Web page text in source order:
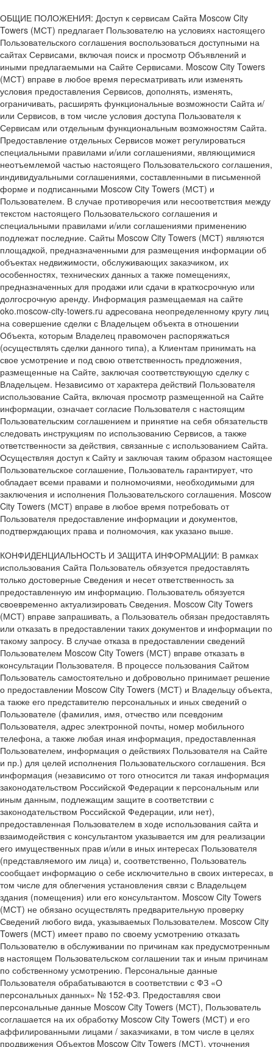
ОБЩИЕ ПОЛОЖЕНИЯ: Доступ к сервисам Сайта Moscow City
Towers (МСТ) предлагает Пользователю на условиях настоящего
Пользовательского соглашения воспользоваться доступными на
сайтах Сервисами, включая поиск и просмотр Объявлений и
иными предлагаемыми на Сайте Сервисами. Moscow City Towers
(МСТ) вправе в любое время пересматривать или изменять
условия предоставления Сервисов, дополнять, изменять,
ограничивать, расширять функциональные возможности Сайта и/
или Сервисов, в том числе условия доступа Пользователя к
Сервисам или отдельным функциональным возможностям Сайта.
Предоставление отдельных Сервисов может регулироваться
специальными правилами и/или соглашениями, являющимися
неотъемлемой частью настоящего Пользовательского соглашения,
индивидуальными соглашениями, составленными в письменной
форме и подписанными Moscow City Towers (МСТ) и
Пользователем. В случае противоречия или несоответствия между
текстом настоящего Пользовательского соглашения и
специальными правилами и/или соглашениями применению
подлежат последние. Сайты Moscow City Towers (МСТ) являются
площадкой, предназначенными для размещения информации об
объектах недвижимости, обслуживающих заказчиком, их
особенностях, технических данных а также помещениях,
предназначенных для продажи или сдачи в краткосрочную или
долгосрочную аренду. Информация размещаемая на сайте
oko.moscow-city-towers.ru адресована неопределенному кругу лиц
на совершение сделки с Владельцем объекта в отношении
Объекта, которым Владелец правомочен распоряжаться
(осуществлять сделки данного типа), а Клиентам принимать на
свое усмотрение и под свою ответственность предложения,
размещенные на Сайте, заключая соответствующую сделку с
Владельцем. Независимо от характера действий Пользователя
использование Сайта, включая просмотр размещенной на Сайте
информации, означает согласие Пользователя с настоящим
Пользовательским соглашением и принятие на себя обязательств
следовать инструкциям по использованию Сервисов, а также
ответственности за действия, связанные с использованием Сайта.
Осуществляя доступ к Сайту и заключая таким образом настоящее
Пользовательское соглашение, Пользователь гарантирует, что
обладает всеми правами и полномочиями, необходимыми для
заключения и исполнения Пользовательского соглашения. Moscow
City Towers (МСТ) вправе в любое время потребовать от
Пользователя предоставление информации и документов,
подтверждающих права и полномочия, как указано выше.
КОНФИДЕНЦИАЛЬНОСТЬ И ЗАЩИТА ИНФОРМАЦИИ: В рамках
использования Сайта Пользователь обязуется предоставлять
только достоверные Сведения и несет ответственность за
предоставленную им информацию. Пользователь обязуется
своевременно актуализировать Сведения. Moscow City Towers
(МСТ) вправе запрашивать, а Пользователь обязан предоставлять
или отказать в предоставлении таких документов и информации по
такому запросу. В случае отказа в предоставлении сведений
Пользователем Moscow City Towers (МСТ) вправе отказать в
консультации Пользователя. В процессе пользования Сайтом
Пользователь самостоятельно и добровольно принимает решение
о предоставлении Moscow City Towers (МСТ) и Владельцу объекта,
а также его представителю персональных и иных сведений о
Пользователе (фамилия, имя, отчество или псевдоним
Пользователя, адрес электронной почты, номер мобильного
телефона, а также любая иная информация, предоставленная
Пользователем, информация о действиях Пользователя на Сайте
и пр.) для целей исполнения Пользовательского соглашения. Вся
информация (независимо от того относится ли такая информация
законодательством Российской Федерации к персональным или
иным данным, подлежащим защите в соответствии с
законодательством Российской Федерации, или нет),
предоставленная Пользователем в ходе использования сайта и
взаимодействия с консультантом указывается им для реализации
его имущественных прав и/или в иных интересах Пользователя
(представляемого им лица) и, соответственно, Пользователь
сообщает информацию о себе исключительно в своих интересах, в
том числе для облегчения установления связи с Владельцем
здания (помещения) или его консультантом. Moscow City Towers
(МСТ) не обязано осуществлять предварительную проверку
Сведений любого вида, указываемых Пользователем. Moscow City
Towers (МСТ) имеет право по своему усмотрению отказать
Пользователю в обслуживании по причинам как предусмотренным
в настоящем Пользовательском соглашении так и иным причинам
по собственному усмотрению. Персональные данные
Пользователя обрабатываются в соответствии с ФЗ «О
персональных данных» № 152-ФЗ. Предоставляя свои
персональные данные Moscow City Towers (МСТ), Пользователь
соглашается на их обработку Moscow City Towers (МСТ) и его
аффилированными лицами / заказчиками, в том числе в целях
продвижения Объектов Moscow City Towers (МСТ), уточнения